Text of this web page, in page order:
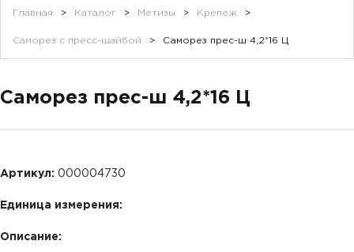
Главная > Каталог > Метизы > Крепеж >
Саморез с пресс-шайбой > Саморез прес-ш 4,2*16 Ц
Саморез прес-ш 4,2*16 Ц
Артикул: 000004730
Единица измерения:
Описание: